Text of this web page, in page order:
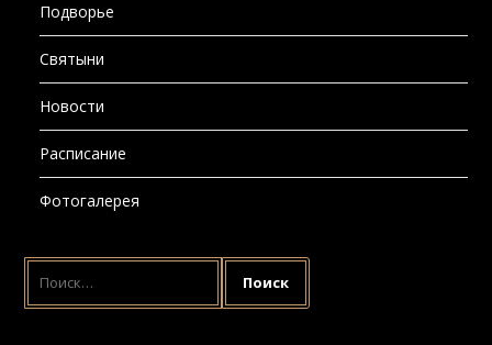
Подворье
Святыни
Новости
Расписание
Фотогалерея
НАЙТИ: